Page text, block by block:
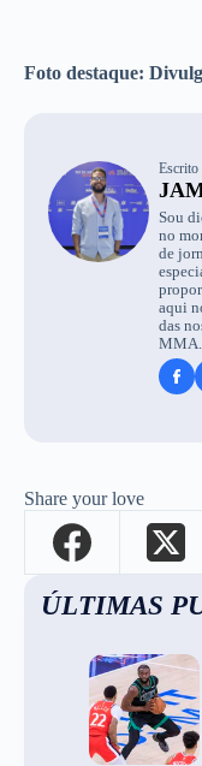
Foto destaque:
Escrito
Sou
no
de
aqui
das
MMA.
Share your love
ÚLTIMAS